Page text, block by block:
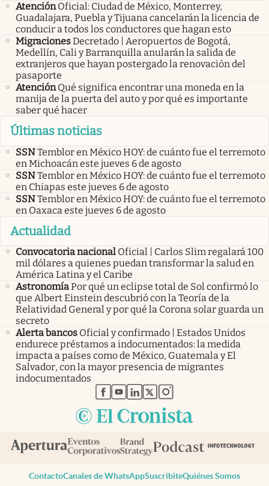
Atención Oficial: Ciudad de México, Monterrey,
Guadalajara, Puebla y Tijuana cancelarán la licencia de
conducir a todos los conductores que hagan esto
MigracionesDecretado | Aeropuertos de Bogotá,
Medellín, Cali y Barranquilla anularán la salida de
extranjeros que hayan postergado la renovación del
pasaporte
Atención Qué significa encontrar una moneda en la
manija de la puerta del auto y por qué es importante
saber qué hacer
Últimas noticias
SSNTemblor en México HOY: de cuánto fue el terremoto
en Michoacán este jueves 6 de agosto
SSNTemblor en México HOY: de cuánto fue el terremoto
en Chiapas este jueves 6 de agosto
SSNTemblor en México HOY: de cuánto fue el terremoto
en Oaxaca este jueves 6 de agosto
Actualidad
Convocatoria nacional Oficial | Carlos Slim regalará 100
mil dólares a quienes puedan transformar la salud en
América Latina y el Caribe
AstronomíaPor qué un eclipse total de Sol confirmó lo
que Albert Einstein descubrió con la Teoría de la
Relatividad General y por qué la Corona solar guarda un
secreto
Alerta bancos Oficial y confirmado | Estados Unidos
endurece préstamos a indocumentados: la medida
impacta a países como de México, Guatemala y El
Salvador, con la mayor presencia de migrantes
indocumentados
abre en nueva pestaña
abre en nueva pestaña
abre en nueva pestaña
abre en nueva pestaña
abre en nueva pestaña
ContactoCanales de WhatsAppSuscribiteQuiénes Somos